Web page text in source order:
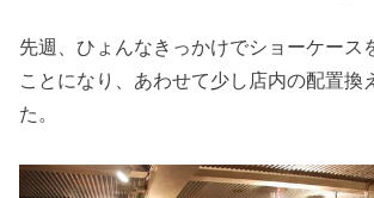
先週、ひょんなきっかけでショーケース
ことになり、あわせて少し店内の配置換
た。